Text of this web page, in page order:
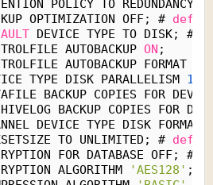
POLICY TO REDUNDANCY
OPTIMIZATION OFF; #
DEVICE TYPE TO DISK; #
AUTOBACKUP ON ;
AUTOBACKUP FORMAT
TYPE DISK PARALLELISM 1
BACKUP COPIES FOR
BACKUP COPIES FOR
DEVICE TYPE DISK
TO UNLIMITED; #
FOR DATABASE OFF; #
ALGORITHM
'AES128' ;